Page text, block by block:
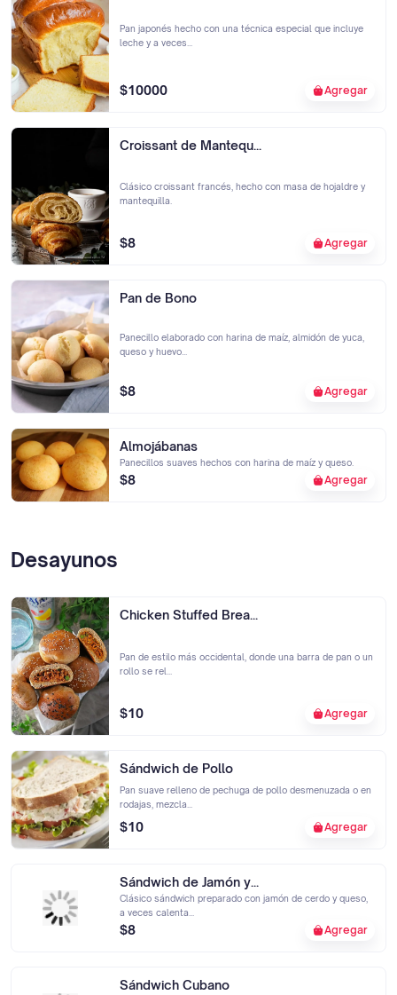
Pan japonés hecho con una técnica especial que incluye
leche y a veces...
$10000 Agregar
Croissant de Mantequ...
Clásico croissant francés, hecho con masa de hojaldre y
mantequilla.
$8 Agregar
Pan de Bono
Panecillo elaborado con harina de maíz, almidón de yuca,
queso y huevo...
$8 Agregar
Almojábanas
Panecillos suaves hechos con harina de maíz y queso.
$8 Agregar
Desayunos
Chicken Stuffed Brea...
Pan de estilo más occidental, donde una barra de pan o un
rollo se rel...
$10 Agregar
Sándwich de Pollo
Pan suave relleno de pechuga de pollo desmenuzada o en
rodajas, mezcla...
$10 Agregar
Sándwich de Jamón y...
Clásico sándwich preparado con jamón de cerdo y queso,
a veces calenta...
$8 Agregar
Sándwich Cubano